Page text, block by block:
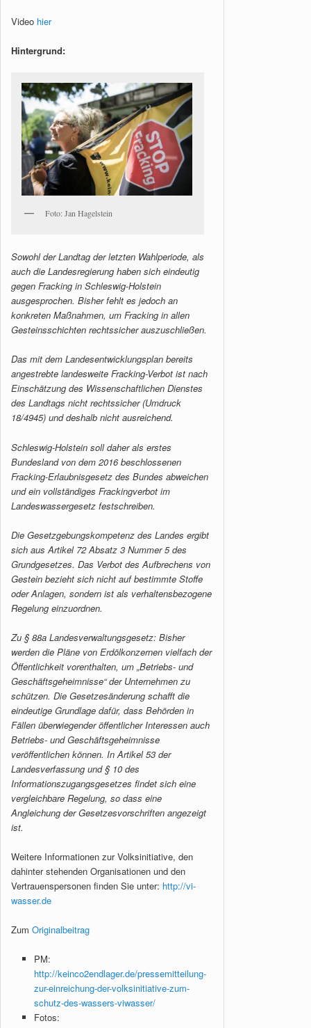
Video hier
Hintergrund:
Foto: Jan Hagelstein
Sowohl der Landtag der letzten Wahlperiode, als
auch die Landesregierung haben sich eindeutig
gegen Fracking in Schleswig-Holstein
ausgesprochen. Bisher fehlt es jedoch an
konkreten Maßnahmen, um Fracking in allen
Gesteinsschichten rechtssicher auszuschließen.
Das mit dem Landesentwicklungsplan bereits
angestrebte landesweite Fracking-Verbot ist nach
Einschätzung des Wissenschaftlichen Dienstes
des Landtags nicht rechtssicher (Umdruck
18/4945) und deshalb nicht ausreichend.
Schleswig-Holstein soll daher als erstes
Bundesland von dem 2016 beschlossenen
Fracking-Erlaubnisgesetz des Bundes abweichen
und ein vollständiges Frackingverbot im
Landeswassergesetz festschreiben.
Die Gesetzgebungskompetenz des Landes ergibt
sich aus Artikel 72 Absatz 3 Nummer 5 des
Grundgesetzes. Das Verbot des Aufbrechens von
Gestein bezieht sich nicht auf bestimmte Stoffe
oder Anlagen, sondern ist als verhaltensbezogene
Regelung einzuordnen.
Zu § 88a Landesverwaltungsgesetz: Bisher
werden die Pläne von Erdölkonzernen vielfach der
Öffentlichkeit vorenthalten, um „Betriebs- und
Geschäftsgeheimnisse“ der Unternehmen zu
schützen. Die Gesetzesänderung schafft die
eindeutige Grundlage dafür, dass Behörden in
Fällen überwiegender öffentlicher Interessen auch
Betriebs- und Geschäftsgeheimnisse
veröffentlichen können. In Artikel 53 der
Landesverfassung und § 10 des
Informationszugangsgesetzes findet sich eine
vergleichbare Regelung, so dass eine
Angleichung der Gesetzesvorschriften angezeigt
ist.
Weitere Informationen zur Volksinitiative, den
dahinter stehenden Organisationen und den
Vertrauenspersonen finden Sie unter: http://vi-
wasser.de
Zum Originalbeitrag
PM:
http://keinco2endlager.de/pressemitteilung-
zur-einreichung-der-volksinitiative-zum-
schutz-des-wassers-viwasser/
Fotos: